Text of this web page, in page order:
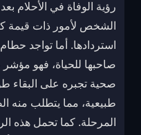
رؤية الوفاة في الأحلام
الشخص لأمور ذات قيمة
استردادها. أما تواجد
صاحبها للحياة، فهو
صحية تجبره على البقاء
طبيعية، مما يتطلب منه
المرحلة. كما تحمل هذه